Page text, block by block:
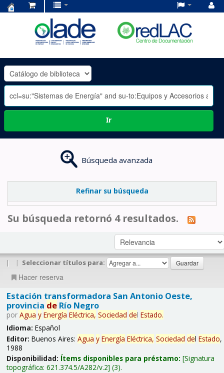
OLADE
-
Ir
Búsqueda avanzada
Refinar su búsqueda
Su búsqueda retornó 4 resultados.
| | Seleccionar títulos para:
Hacer reserva
Estación transformadora San Antonio Oeste,
provincia deRío Negro
por Agua y Energía Eléctrica, Sociedad del Estado.
Idioma: Español
Editor: Buenos Aires: Agua y Energía Eléctrica, Sociedad del Estado,
1988
Disponibilidad: Ítems disponibles para préstamo: Signatura
topográfica: 621.374.5/A282/v.2 (3).